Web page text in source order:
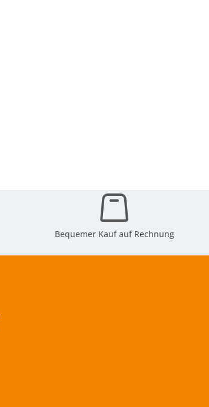
Bequemer Kauf auf Rechnung